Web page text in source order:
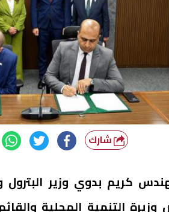
شارك
كريم بدوي وزير البترول
التنمية المحلية والقائم